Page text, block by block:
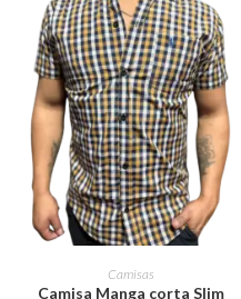
SELECCIONAR OPCIONES
producto
tiene
Camisas
Camisa Manga corta Slim